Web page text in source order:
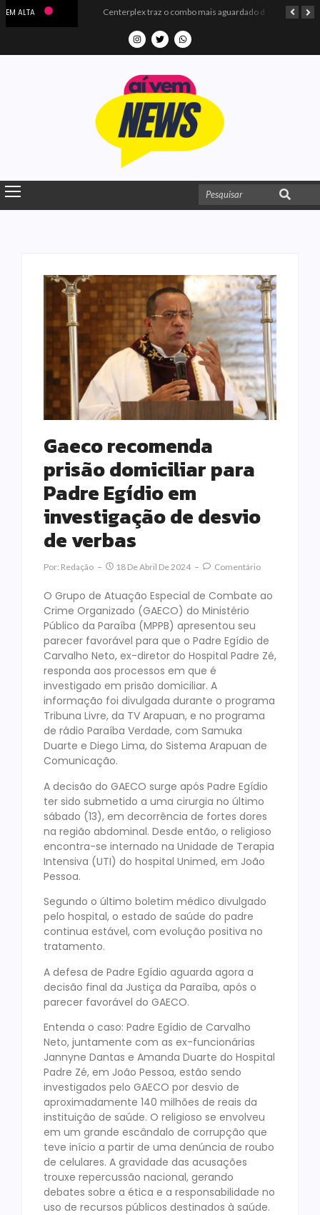
EM ALTA
Gaeco recomenda
prisão domiciliar para
Padre Egídio em
investigação de desvio
de verbas
Por: Redação 18 De Abril De 2024 Comentário
O Grupo de Atuação Especial de Combate ao
Crime Organizado (GAECO) do Ministério
Público da Paraíba (MPPB) apresentou seu
parecer favorável para que o Padre Egídio de
Carvalho Neto, ex-diretor do Hospital Padre Zé,
responda aos processos em que é
investigado em prisão domiciliar. A
informação foi divulgada durante o programa
Tribuna Livre, da TV Arapuan, e no programa
de rádio Paraíba Verdade, com Samuka
Duarte e Diego Lima, do Sistema Arapuan de
Comunicação.
A decisão do GAECO surge após Padre Egídio
ter sido submetido a uma cirurgia no último
sábado (13), em decorrência de fortes dores
na região abdominal. Desde então, o religioso
encontra-se internado na Unidade de Terapia
Intensiva (UTI) do hospital Unimed, em João
Pessoa.
Segundo o último boletim médico divulgado
pelo hospital, o estado de saúde do padre
continua estável, com evolução positiva no
tratamento.
A defesa de Padre Egídio aguarda agora a
decisão final da Justiça da Paraíba, após o
parecer favorável do GAECO.
Entenda o caso: Padre Egídio de Carvalho
Neto, juntamente com as ex-funcionárias
Jannyne Dantas e Amanda Duarte do Hospital
Padre Zé, em João Pessoa, estão sendo
investigados pelo GAECO por desvio de
aproximadamente 140 milhões de reais da
instituição de saúde. O religioso se envolveu
em um grande escândalo de corrupção que
teve início a partir de uma denúncia de roubo
de celulares. A gravidade das acusações
trouxe repercussão nacional, gerando
debates sobre a ética e a responsabilidade no
uso de recursos públicos destinados à saúde.